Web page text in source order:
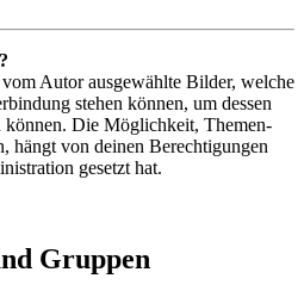
Autor ausgewählte Bilder, welche
stehen können, um dessen
können. Die Möglichkeit, Themen-
hängt von deinen Berechtigungen
gesetzt hat.
Gruppen